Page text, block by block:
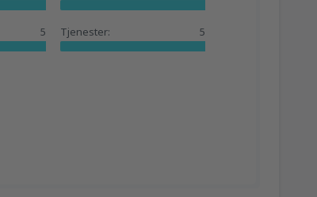
5 Tjenester: 5